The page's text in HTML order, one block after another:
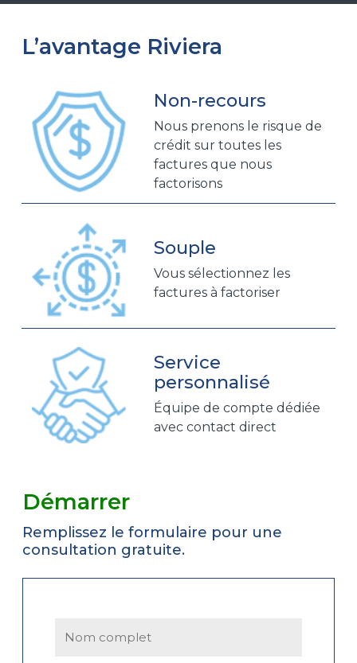
L’avantage Riviera
Non-recours
Nous prenons le risque de
crédit sur toutes les
factures que nous
factorisons
Souple
Vous sélectionnez les
factures à factoriser
Service
personnalisé
Équipe de compte dédiée
avec contact direct
Démarrer
Remplissez le formulaire pour une
consultation gratuite.